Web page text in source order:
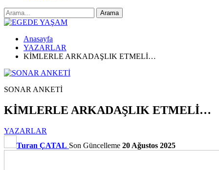
Anasayfa
YAZARLAR
KİMLERLE ARKADAŞLIK ETMELİ…
SONAR ANKETİ
KİMLERLE ARKADAŞLIK ETMELİ…
YAZARLAR
Turan ÇATAL Son Güncelleme 20 Ağustos 2025